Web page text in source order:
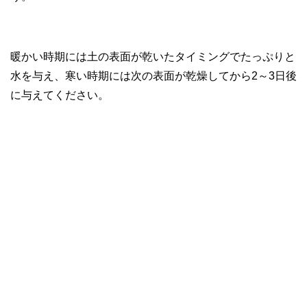
暖かい時期には土の表面が乾いたタイミングでたっぷりと
水を与え、寒い時期には次の表面が乾燥してから2～3日後
に与えてください。